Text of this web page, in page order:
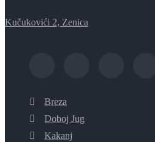
Kučukovići 2, Zenica
Breza
Doboj Jug
Kakanj